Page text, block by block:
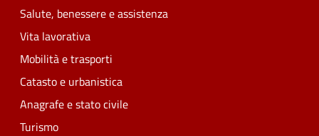
Salute, benessere e assistenza
Vita lavorativa
Mobilità e trasporti
Catasto e urbanistica
Anagrafe e stato civile
Turismo